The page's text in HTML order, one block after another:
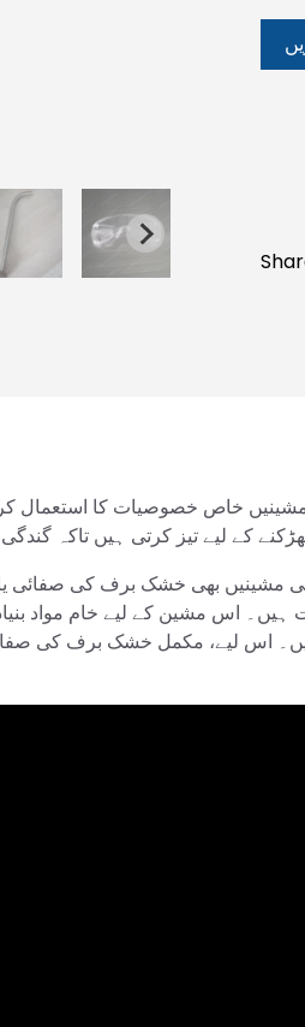
خاص خصوصیات کا استعمال
کے لیے تیز کرتی ہیں تاکہ
بھی خشک برف کی صفائی یا
ہیں۔ اس مشین کے لیے خام مواد
اس لیے، مکمل خشک برف کی